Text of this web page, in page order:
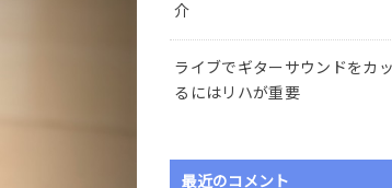
介
ライブでギターサウンドをカ
るにはリハが重要
最近のコメント